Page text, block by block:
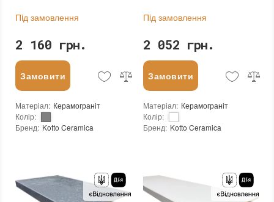
Пiд замовлення
2 160 грн.
Замовити
Матеріал: Керамограніт
Колір:
Бренд: Kotto Ceramica
Пiд замовлення
2 052 грн.
Замовити
Матеріал: Керамограніт
Колір:
Бренд: Kotto Ceramica